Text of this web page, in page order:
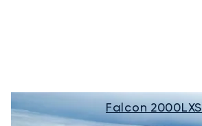
Falcon 2000LXS